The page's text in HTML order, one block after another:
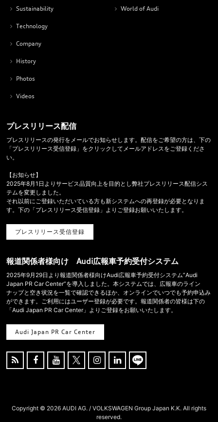
Sustainability
Technology
Company
History
Photos
Videos
World of Audi
プレスリリース配信
プレスリリースの発行をメールでお知らせします。配信をご希望の方は、下の
「プレスリリース受信登録」をクリックしてメールアドレスをご登録くださ
い。
【お知らせ】
2025年8月1日よりサービス品質向上を目的とし弊社プレスリリース配信シス
テムを変更しました。
それ以前にご登録いただいている方も新システムへの再登録が必要となりま
す。下の「プレスリリース受信登録」よりご登録お願いいたします。
プレスリリース受信登録
報道関係者様向け Audi広報車予約受付システム
2025年9月29日より報道関係者様向けAudi広報車予約受付システム”Audi
Japan PR Car Center”を導入しました。本システムでは、広報車のライン
ナップと空き状況を一覧で確認できるほか、オンラインでいつでも予約申込み
ができます。ご利用にはユーザー登録が必要です。報道関係者の皆様は下の
「Audi Japan PR Car Center」よりご登録をお願いいたします。
Audi Japan PR Car Center
    
Copyright © 2026 AUDI AG. / VOLKSWAGEN Group Japan K.K. All rights
reserved.